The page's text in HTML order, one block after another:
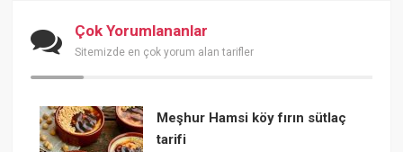
Çok Yorumlananlar
Sitemizde en çok yorum alan tarifler
Meşhur Hamsi köy fırın sütlaç
tarifi